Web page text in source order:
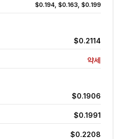
$0.194, $0.163, $0.199
$0.2114
약세
$0.1906
$0.1991
$0.2208